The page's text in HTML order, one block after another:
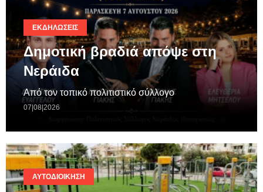
ΕΚΔΗΛΏΣΕΙΣ
Δημοτική βραδιά απόψε στη
Νεράιδα
Από τον τοπικό πολιτιστικό σύλλογο
07|08|2026
ΑΥΤΟΔΙΟΊΚΗΣΗ